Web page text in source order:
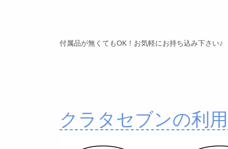
付属品が無くてもOK！お気軽にお持ち込み下さい♪
クラタセブンの利